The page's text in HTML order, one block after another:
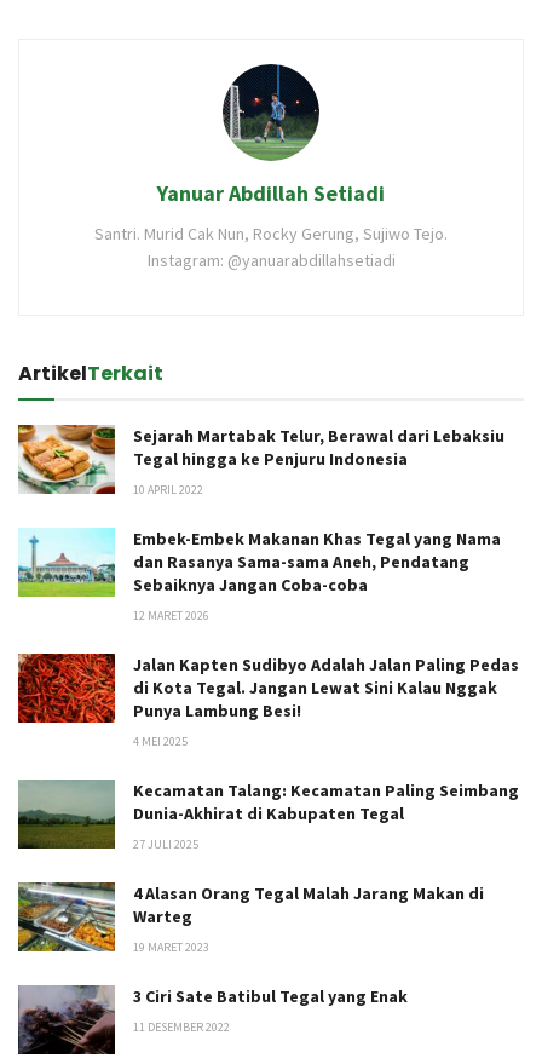
Yanuar Abdillah Setiadi
Santri. Murid Cak Nun, Rocky Gerung, Sujiwo Tejo.
Instagram: @yanuarabdillahsetiadi
ArtikelTerkait
Sejarah Martabak Telur, Berawal dari Lebaksiu
Tegal hingga ke Penjuru Indonesia
10 APRIL 2022
Embek-Embek Makanan Khas Tegal yang Nama
dan Rasanya Sama-sama Aneh, Pendatang
Sebaiknya Jangan Coba-coba
12 MARET 2026
Jalan Kapten Sudibyo Adalah Jalan Paling Pedas
di Kota Tegal. Jangan Lewat Sini Kalau Nggak
Punya Lambung Besi!
4 MEI 2025
Kecamatan Talang: Kecamatan Paling Seimbang
Dunia-Akhirat di Kabupaten Tegal
27 JULI 2025
4 Alasan Orang Tegal Malah Jarang Makan di
Warteg
19 MARET 2023
3 Ciri Sate Batibul Tegal yang Enak
11 DESEMBER 2022